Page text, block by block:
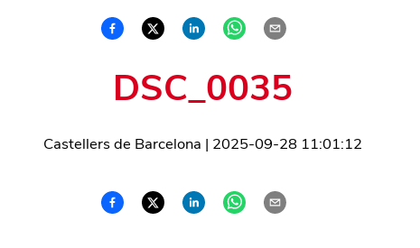
DSC_0035
Castellers de Barcelona | 2025-09-28 11:01:12